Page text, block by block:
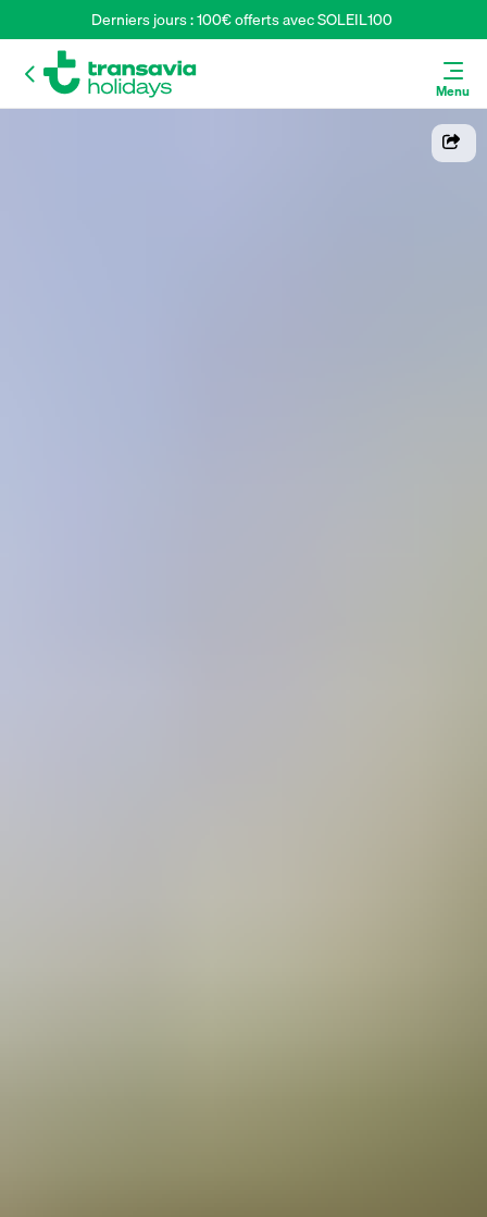
Derniers jours : 100€ offerts avec SOLEIL100
Menu